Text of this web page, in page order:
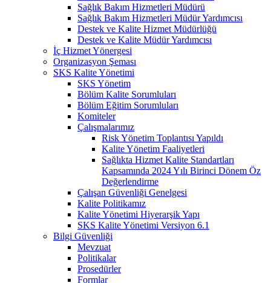
Sağlık Bakım Hizmetleri Müdürü
Sağlık Bakım Hizmetleri Müdür Yardımcısı
Destek ve Kalite Hizmet Müdürlüğü
Destek ve Kalite Müdür Yardımcısı
İç Hizmet Yönergesi
Organizasyon Şeması
SKS Kalite Yönetimi
SKS Yönetim
Bölüm Kalite Sorumluları
Bölüm Eğitim Sorumluları
Komiteler
Çalışmalarımız
Risk Yönetim Toplantısı Yapıldı
Kalite Yönetim Faaliyetleri
Sağlıkta Hizmet Kalite Standartları
Kapsamında 2024 Yılı Birinci Dönem Öz
Değerlendirme
Çalışan Güvenliği Genelgesi
Kalite Politikamız
Kalite Yönetimi Hiyerarşik Yapı
SKS Kalite Yönetimi Versiyon 6.1
Bilgi Güvenliği
Mevzuat
Politikalar
Prosedürler
Formlar